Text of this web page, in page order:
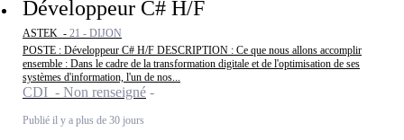
Développeur C# H/F
ASTEK - 21 - DIJON
POSTE : Développeur C# H/F DESCRIPTION : Ce que nous allons accomplir
ensemble : Dans le cadre de la transformation digitale et de l'optimisation de ses
systèmes d'information, l'un de nos...
CDI - Non renseigné
Publié il y a plus de 30 jours